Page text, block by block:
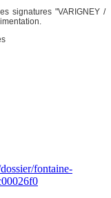
signatures "VARIGNEY /
fontaine-